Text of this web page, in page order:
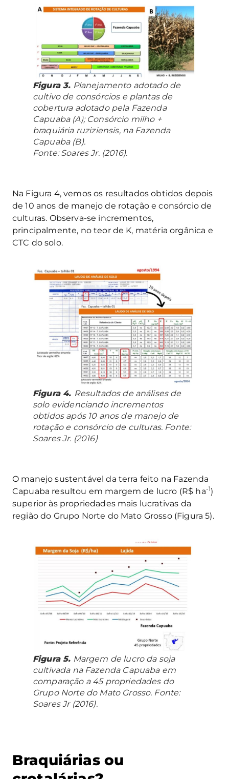
Figura 3. Planejamento adotado de
cultivo de consórcios e plantas de
cobertura adotado pela Fazenda
Capuaba (A); Consórcio milho +
braquiária ruziziensis, na Fazenda
Capuaba (B).
Fonte: Soares Jr. (2016).
Na Figura 4, vemos os resultados obtidos depois
de 10 anos de manejo de rotação e consórcio de
culturas. Observa-se incrementos,
principalmente, no teor de K, matéria orgânica e
CTC do solo.
Figura 4. Resultados de análises de
solo evidenciando incrementos
obtidos após 10 anos de manejo de
rotação e consórcio de culturas. Fonte:
Soares Jr. (2016)
O manejo sustentável da terra feito na Fazenda
Capuaba resultou em margem de lucro (R$ ha-1)
superior às propriedades mais lucrativas da
região do Grupo Norte do Mato Grosso (Figura 5).
Figura 5. Margem de lucro da soja
cultivada na Fazenda Capuaba em
comparação a 45 propriedades do
Grupo Norte do Mato Grosso. Fonte:
Soares Jr (2016).
Braquiárias ou